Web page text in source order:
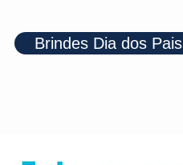
Brindes Dia dos Pais